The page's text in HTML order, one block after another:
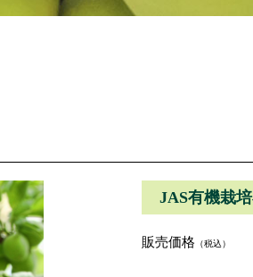
JAS有機栽
販売価格 （税込）